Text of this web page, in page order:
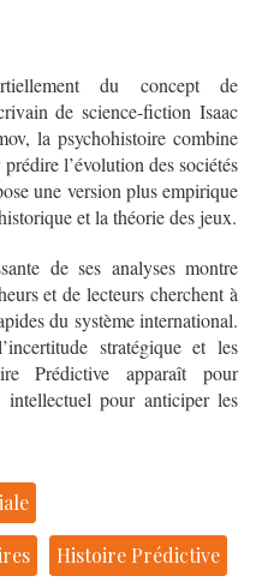
du concept de
de science-fiction Isaac
la psychohistoire combine
l’évolution des sociétés
une version plus empirique
et la théorie des jeux.
de ses analyses montre
et de lecteurs cherchent à
du système international.
stratégique et les
Prédictive apparaît pour
pour anticiper les
Histoire Prédictive